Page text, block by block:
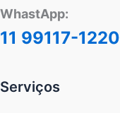
WhastApp:
11 99117-1220
Serviços